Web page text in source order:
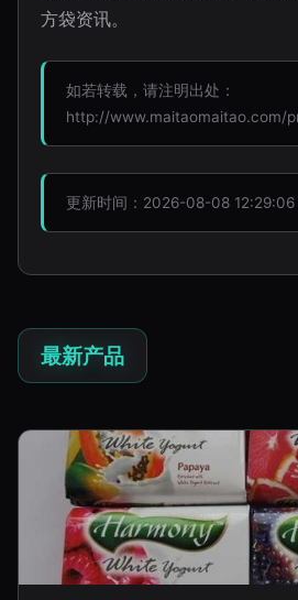
方袋资讯。
如若转载，请注明出处：
http://www.maitaomaitao.com/
更新时间：2026-08-08 12:29:06
最新产品